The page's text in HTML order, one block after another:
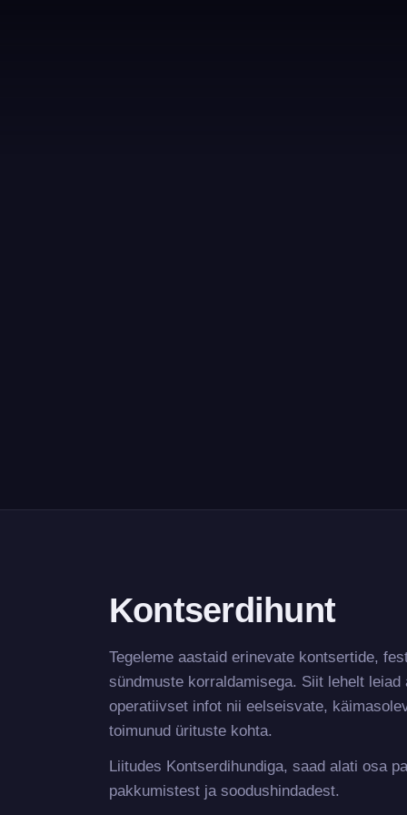
Kontserdihunt
Tegeleme aastaid erinevate kontsertide,
sündmuste korraldamisega. Siit lehelt
operatiivset infot nii eelseisvate,
toimunud ürituste kohta.
Liitudes Kontserdihundiga, saad alati osa
pakkumistest ja soodushindadest.